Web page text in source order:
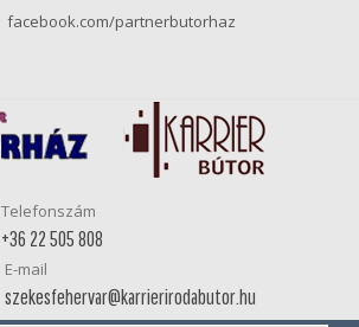
facebook.com/partnerbutorhaz
Telefonszám
+36 22 505 808
E-mail
szekesfehervar@karrierirodabutor.hu